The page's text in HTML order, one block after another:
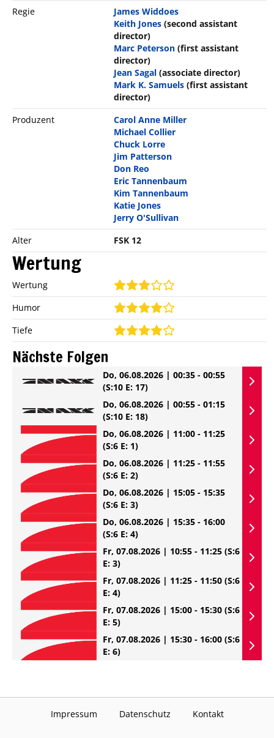
Regie
James Widdoes
Keith Jones (second assistant
director)
Marc Peterson (first assistant
director)
Jean Sagal (associate director)
Mark K. Samuels (first assistant
director)
Produzent
Carol Anne Miller
Michael Collier
Chuck Lorre
Jim Patterson
Don Reo
Eric Tannenbaum
Kim Tannenbaum
Katie Jones
Jerry O'Sullivan
Alter
FSK 12
Wertung
Wertung
Humor
Tiefe
Nächste Folgen
Do, 06.08.2026 | 00:35 - 00:55
(S:10 E: 17)
Do, 06.08.2026 | 00:55 - 01:15
(S:10 E: 18)
Do, 06.08.2026 | 11:00 - 11:25
(S:6 E: 1)
Do, 06.08.2026 | 11:25 - 11:55
(S:6 E: 2)
Do, 06.08.2026 | 15:05 - 15:35
(S:6 E: 3)
Do, 06.08.2026 | 15:35 - 16:00
(S:6 E: 4)
Fr, 07.08.2026 | 10:55 - 11:25 (S:6
E: 3)
Fr, 07.08.2026 | 11:25 - 11:50 (S:6
E: 4)
Fr, 07.08.2026 | 15:00 - 15:30 (S:6
E: 5)
Fr, 07.08.2026 | 15:30 - 16:00 (S:6
E: 6)
Impressum Datenschutz Kontakt